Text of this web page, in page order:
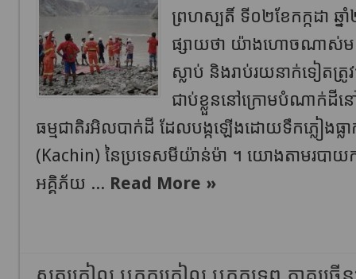
ព្រហស្បតិ៍ ទី០២ខែកក្កដា ឆ្
ផ្សាយថា យ៉ាងហោចណាស់ម
ស្លាប់ និងរាប់រយនាក់ទៀតត្
ជាប់ខ្លួននៅក្រោមបំណាក់ដី
ធម្មជាតិរអិលបាក់ដី ដែលបង្កឡើងដោយទឹកភ្លៀងធ្លា
(Kachin) នៃប្រទេសមីយ៉ាន់ម៉ា ។ យោងតាមរបាយ
អគ្គិភ័យ ... Read More »